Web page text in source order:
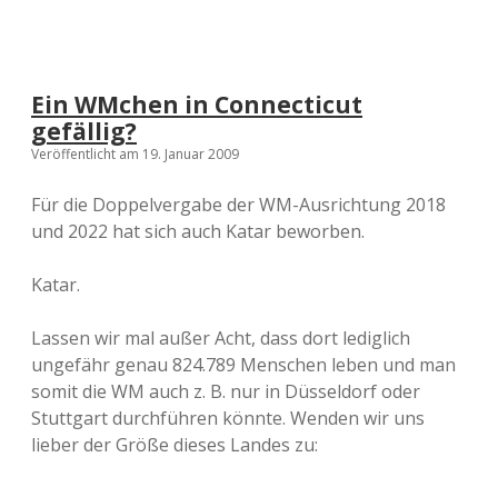
Ein WMchen in Connecticut
gefällig?
Veröffentlicht am 19. Januar 2009
Für die Doppelvergabe der WM-Ausrichtung 2018
und 2022 hat sich auch Katar beworben.
Katar.
Lassen wir mal außer Acht, dass dort lediglich
ungefähr genau 824.789 Menschen leben und man
somit die WM auch z. B. nur in Düsseldorf oder
Stuttgart durchführen könnte. Wenden wir uns
lieber der Größe dieses Landes zu: